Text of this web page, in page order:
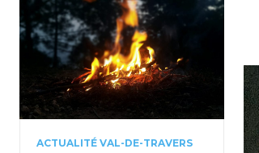
ACTUALITÉ VAL-DE-TRAVERS